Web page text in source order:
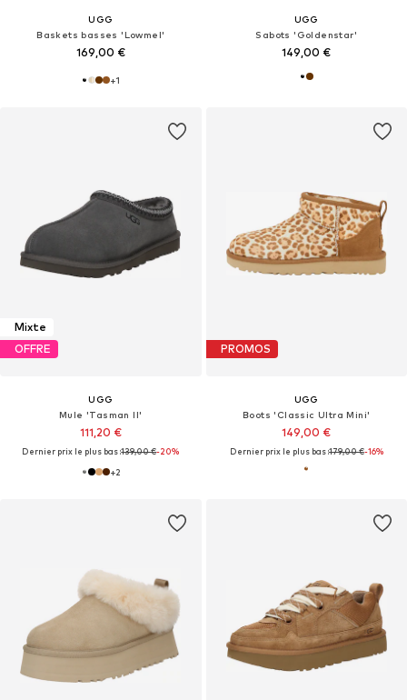
UGG
Baskets basses 'Lowmel'
169,00 €
+1
UGG
Sabots 'Goldenstar'
149,00 €
Mixte
OFFRE
UGG
Mule 'Tasman II'
111,20 €
Dernier prix le plus bas :139,00 €-20%
+2
PROMOS
UGG
Boots 'Classic Ultra Mini'
149,00 €
Dernier prix le plus bas :179,00 €-16%